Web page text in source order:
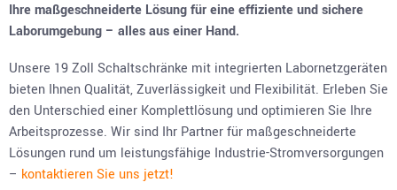
Ihre maßgeschneiderte Lösung für eine effiziente und sichere
Laborumgebung – alles aus einer Hand.
Unsere 19 Zoll Schaltschränke mit integrierten Labornetzgeräten
bieten Ihnen Qualität, Zuverlässigkeit und Flexibilität. Erleben Sie
den Unterschied einer Komplettlösung und optimieren Sie Ihre
Arbeitsprozesse. Wir sind Ihr Partner für maßgeschneiderte
Lösungen rund um leistungsfähige Industrie-Stromversorgungen
– kontaktieren Sie uns jetzt!